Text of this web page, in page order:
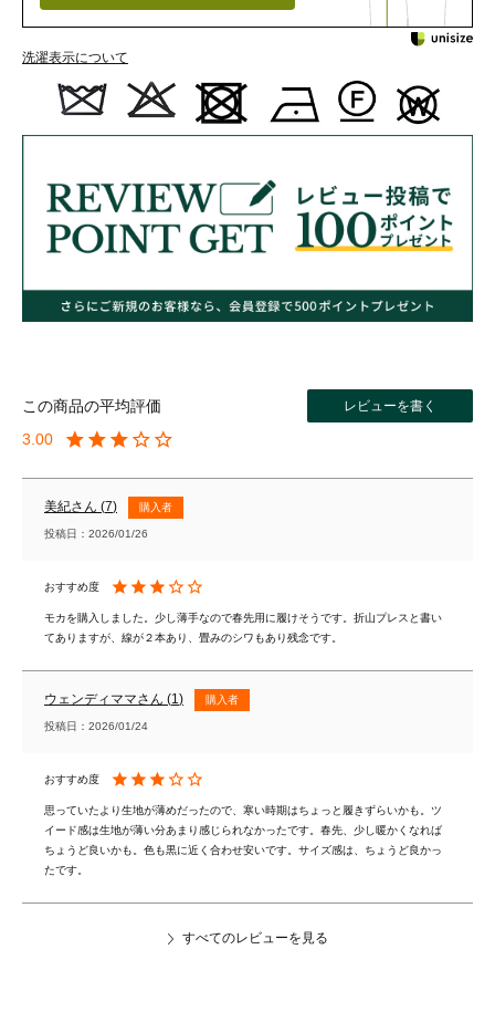
洗濯表示について
3.00
美紀 7 購入者
投稿日 2026/01/26
モカを購入しました。少し薄手なので春先用に履けそうです。折山プレスと書い
てありますが、線が２本あり、畳みのシワもあり残念です。
ウェンディママ 1 購入者
投稿日 2026/01/24
思っていたより生地が薄めだったので、寒い時期はちょっと履きずらいかも。ツ
イード感は生地が薄い分あまり感じられなかったです。春先、少し暖かくなれば
ちょうど良いかも。色も黒に近く合わせ安いです。サイズ感は、ちょうど良かっ
たです。
すべてのレビューを見る
レビューを書く